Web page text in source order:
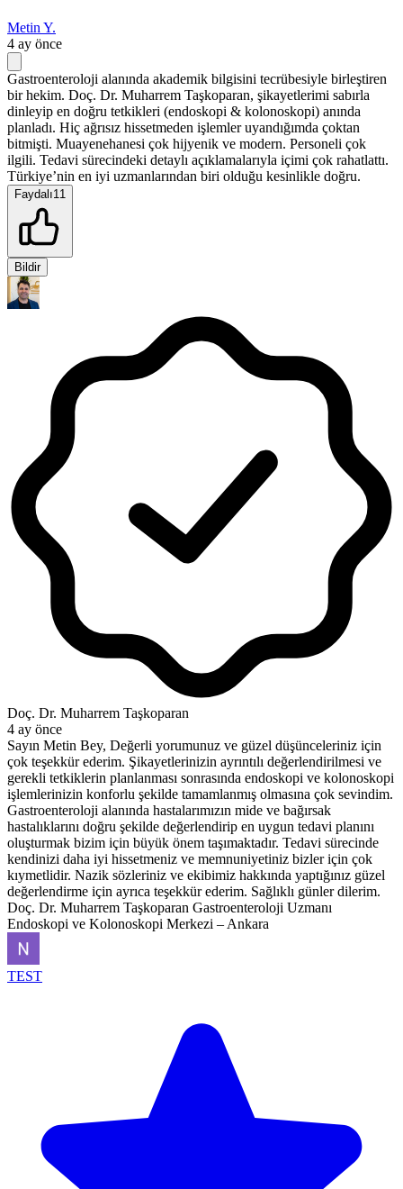
Metin Y.
4 ay önce
Gastroenteroloji alanında akademik bilgisini tecrübesiyle birleştiren
bir hekim. Doç. Dr. Muharrem Taşkoparan, şikayetlerimi sabırla
dinleyip en doğru tetkikleri (endoskopi & kolonoskopi) anında
planladı. Hiç ağrısız hissetmeden işlemler uyandığımda çoktan
bitmişti. Muayenehanesi çok hijyenik ve modern. Personeli çok
ilgili. Tedavi sürecindeki detaylı açıklamalarıyla içimi çok rahatlattı.
Türkiye’nin en iyi uzmanlarından biri olduğu kesinlikle doğru.
Faydalı11
Bildir
Doç. Dr. Muharrem Taşkoparan
4 ay önce
Sayın Metin Bey, Değerli yorumunuz ve güzel düşünceleriniz için
çok teşekkür ederim. Şikayetlerinizin ayrıntılı değerlendirilmesi ve
gerekli tetkiklerin planlanması sonrasında endoskopi ve kolonoskopi
işlemlerinizin konforlu şekilde tamamlanmış olmasına çok sevindim.
Gastroenteroloji alanında hastalarımızın mide ve bağırsak
hastalıklarını doğru şekilde değerlendirip en uygun tedavi planını
oluşturmak bizim için büyük önem taşımaktadır. Tedavi sürecinde
kendinizi daha iyi hissetmeniz ve memnuniyetiniz bizler için çok
kıymetlidir. Nazik sözleriniz ve ekibimiz hakkında yaptığınız güzel
değerlendirme için ayrıca teşekkür ederim. Sağlıklı günler dilerim.
Doç. Dr. Muharrem Taşkoparan Gastroenteroloji Uzmanı
Endoskopi ve Kolonoskopi Merkezi – Ankara
TEST